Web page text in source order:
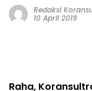
Redaksi
10 April 2019
Raha,